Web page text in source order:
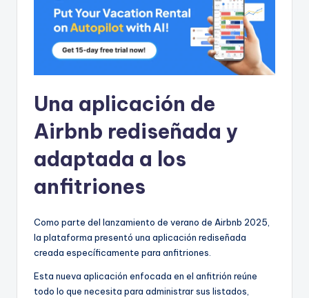
Una aplicación de
Airbnb rediseñada y
adaptada a los
anfitriones
Como parte del lanzamiento de verano de Airbnb 2025,
la plataforma presentó una aplicación rediseñada
creada específicamente para anfitriones.
Esta nueva aplicación enfocada en el anfitrión reúne
todo lo que necesita para administrar sus listados,